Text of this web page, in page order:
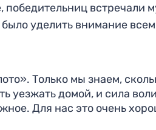
встречали
уделить внимание
Только мы знаем,
уезжать домой, и сила
Для нас это очень